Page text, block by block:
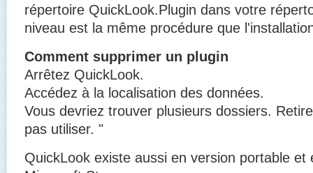
répertoire QuickLook.Plugin dans votre
niveau est la même procédure que
Comment supprimer un plugin
Arrêtez QuickLook.
Accédez à la localisation des données.
Vous devriez trouver plusieurs dossiers.
pas utiliser. "
QuickLook existe aussi en version portable et